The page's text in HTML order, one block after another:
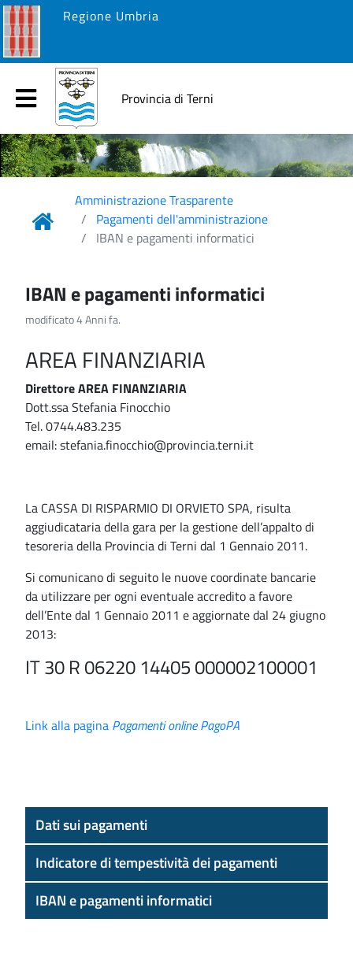
Regione Umbria
Provincia di Terni
Amministrazione Trasparente
Pagamenti dell'amministrazione
IBAN e pagamenti informatici
IBAN e pagamenti informatici
modificato 4 Anni fa.
AREA FINANZIARIA
Direttore AREA FINANZIARIA
Dott.ssa Stefania Finocchio
Tel. 0744.483.235
email: stefania.finocchio@provincia.terni.it
La CASSA DI RISPARMIO DI ORVIETO SPA, risulta
aggiudicataria della gara per la gestione dell’appalto di
tesoreria della Provincia di Terni dal 1 Gennaio 2011.
Si comunicano di seguito le nuove coordinate bancarie
da utilizzare per ogni eventuale accredito a favore
dell’Ente dal 1 Gennaio 2011 e aggiornate dal 24 giugno
2013:
IT 30 R 06220 14405 000002100001
Link alla pagina Pagamenti online PagoPA
Dati sui pagamenti
Indicatore di tempestività dei pagamenti
IBAN e pagamenti informatici